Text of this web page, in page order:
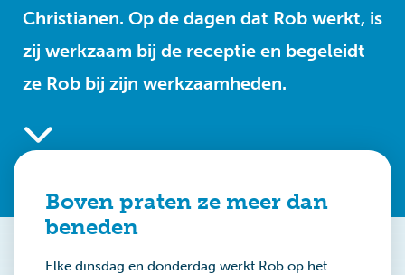
Christianen. Op de dagen dat Rob werkt, is
zij werkzaam bij de receptie en begeleidt
ze Rob bij zijn werkzaamheden.
Boven praten ze meer dan
beneden
Elke dinsdag en donderdag werkt Rob op het